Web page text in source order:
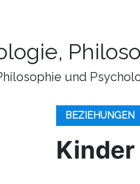
und
BEZIEHUNGEN